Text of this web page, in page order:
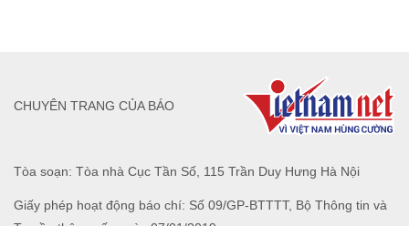
Tòa soạn: Tòa nhà Cục Tần Số, 115 Trần Duy Hưng Hà Nội
Giấy phép hoạt động báo chí: Số 09/GP-BTTTT, Bộ Thông tin và
CHUYÊN TRANG CỦA BÁO